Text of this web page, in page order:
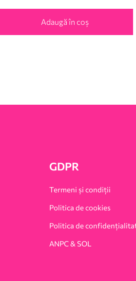
Adaugă în coș
GDPR
Termeni și condiții
Politica de cookies
Politica de
ANPC & SOL